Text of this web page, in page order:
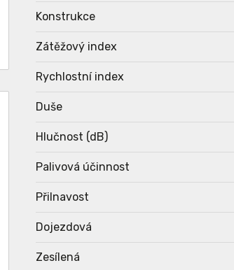
Konstrukce
Zátěžový index
Rychlostní index
Duše
Hlučnost (dB)
Palivová účinnost
Přilnavost
Dojezdová
Zesílená